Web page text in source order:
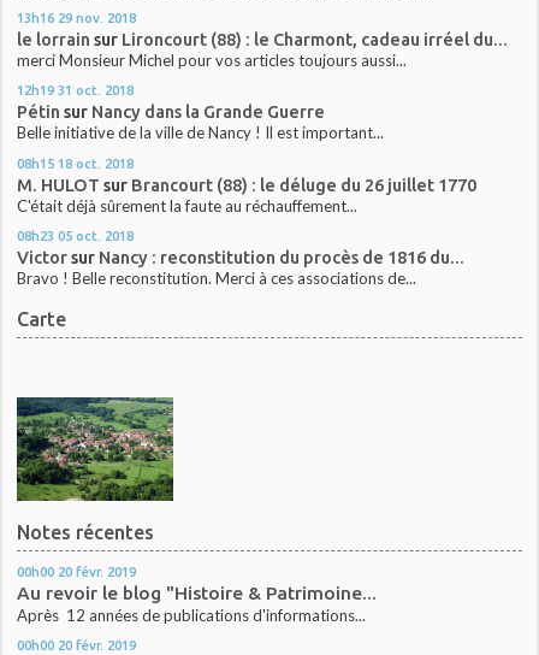
13h16 29 nov. 2018
le lorrain sur Lironcourt (88) : le Charmont, cadeau irréel du...
merci Monsieur Michel pour vos articles toujours aussi...
12h19 31 oct. 2018
Pétin sur Nancy dans la Grande Guerre
Belle initiative de la ville de Nancy ! Il est important...
08h15 18 oct. 2018
M. HULOT sur Brancourt (88) : le déluge du 26 juillet 1770
C'était déjà sûrement la faute au réchauffement...
08h23 05 oct. 2018
Victorsur Nancy : reconstitution du procès de 1816 du...
Bravo ! Belle reconstitution. Merci à ces associations de...
Carte
Notes récentes
00h00 20 févr. 2019
Au revoir le blog "Histoire & Patrimoine...
Après 12 années de publications d'informations...
00h00 20 févr. 2019